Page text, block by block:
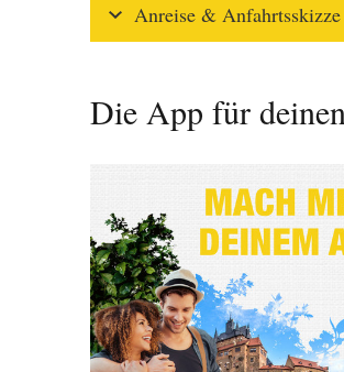
Anreise & Anfahrtsskizze
Die App für